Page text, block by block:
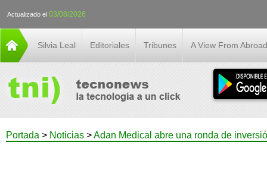
Actualizado el 03/08/2026
Silvia Leal Editoriales Tribunes A View From Abroad
Portada > Noticias >Adan Medical abre una ronda de